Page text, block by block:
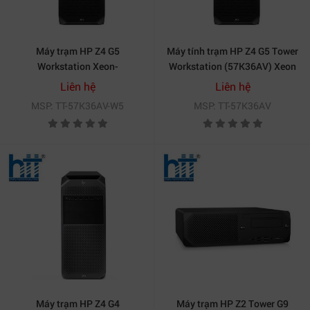
Cấu hình HP Z640 Xeon E5-2680v4 – SSD NVMe 500GB,
Máy trạm HP Z4 G5
Workstation Xeon-
57K36AV(W5-2445(26.25MB,
10 Core, up 4.6GHz), 16GB
DDR5RAM,512GB SSD PCIe
G4, T1000 8GB Graphics, USB
Liên hệ
MSP: TT-57K36AV-W5
Máy tính trạm HP Z4 G5 Tower
Workstation (57K36AV) Xeon
W3-2423/16GB/512GB
SSD/Linux/3Y
Liên hệ
MSP: TT-57K36AV
Máy trạm HP Z4 G4
Máy trạm HP Z2 Tower G9